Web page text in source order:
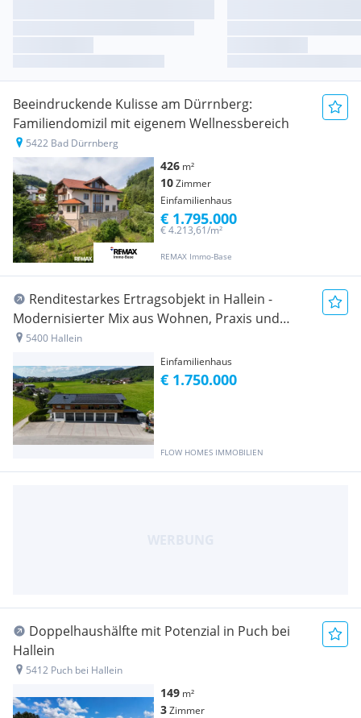
Beeindruckende Kulisse am Dürrnberg:
Familiendomizil mit eigenem Wellnessbereich
5422 Bad Dürrnberg
426 m²
10Zimmer
Einfamilienhaus
REMAX Immo-Base
€ 4.213,61/m²
€ 1.795.000
Renditestarkes Ertragsobjekt in Hallein -
Modernisierter Mix aus Wohnen, Praxis und
Gewerbe
5400 Hallein
Einfamilienhaus
FLOW HOMES IMMOBILIEN
€ 1.750.000
Doppelhaushälfte mit Potenzial in Puch bei
Hallein
5412 Puch bei Hallein
149 m²
3Zimmer